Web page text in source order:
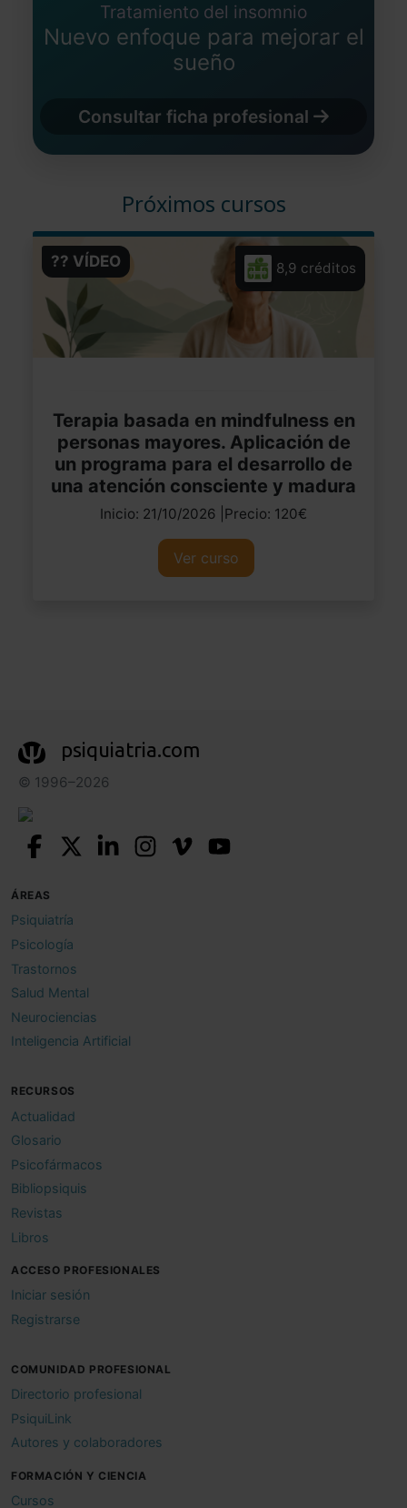
Tratamiento del insomnio
Nuevo enfoque para mejorar el
sueño
Consultar ficha profesional
Próximos cursos
8,9 créditos
?? VÍDEO
Terapia basada en mindfulness en
personas mayores. Aplicación de
un programa para el desarrollo de
una atención consciente y madura
Inicio: 21/10/2026 |Precio: 120€
Ver curso
psiquiatria.com
© 1996–2026
ÁREAS
Psiquiatría
Psicología
Trastornos
Salud Mental
Neurociencias
Inteligencia Artificial
RECURSOS
Actualidad
Glosario
Psicofármacos
Bibliopsiquis
Revistas
Libros
ACCESO PROFESIONALES
Iniciar sesión
Registrarse
COMUNIDAD PROFESIONAL
Directorio profesional
PsiquiLink
Autores y colaboradores
FORMACIÓN Y CIENCIA
Cursos